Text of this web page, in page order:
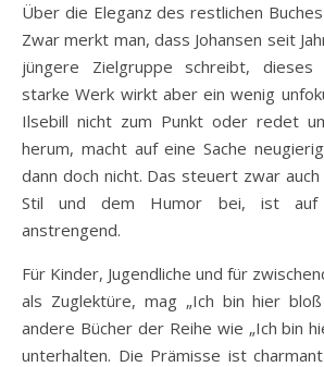
Über die Eleganz des restlichen
Zwar merkt man, dass Johansen seit
jüngere Zielgruppe schreibt,
starke Werk wirkt aber ein wenig
Ilsebill nicht zum Punkt oder redet
herum, macht auf eine Sache
dann doch nicht. Das steuert zwar
Stil und dem Humor bei, ist auf
anstrengend.
Für Kinder, Jugendliche und für
als Zuglektüre, mag „Ich bin hier
andere Bücher der Reihe wie „Ich bin
unterhalten. Die Prämisse ist